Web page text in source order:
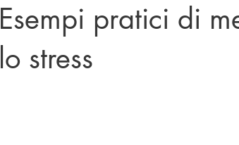
Esempi pratici di
lo stress